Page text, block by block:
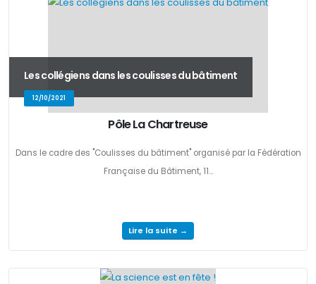
Les collégiens dans les coulisses du bâtiment
12/10/2021
Pôle La Chartreuse
Dans le cadre des "Coulisses du bâtiment" organisé par la Fédération
Française du Bâtiment, 11...
Lire la suite →